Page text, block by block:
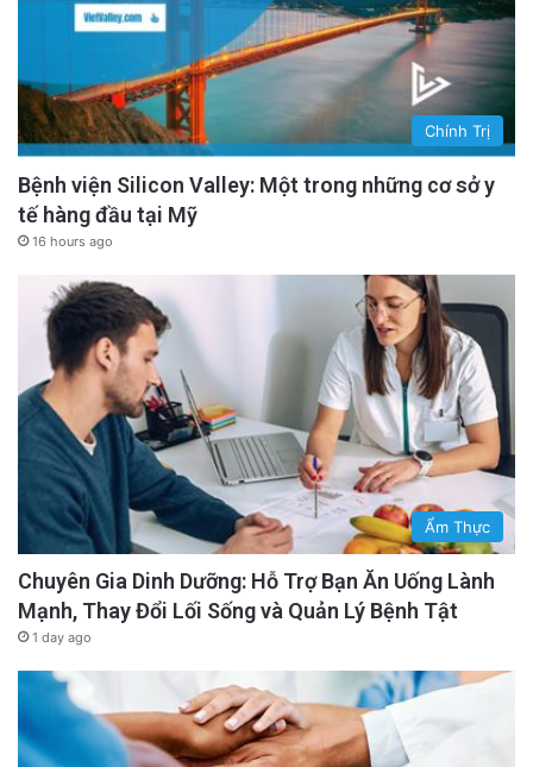
Chính Trị
Bệnh viện Silicon Valley: Một trong những cơ sở y
tế hàng đầu tại Mỹ
16 hours ago
Ẩm Thực
Chuyên Gia Dinh Dưỡng: Hỗ Trợ Bạn Ăn Uống Lành
Mạnh, Thay Đổi Lối Sống và Quản Lý Bệnh Tật
1 day ago